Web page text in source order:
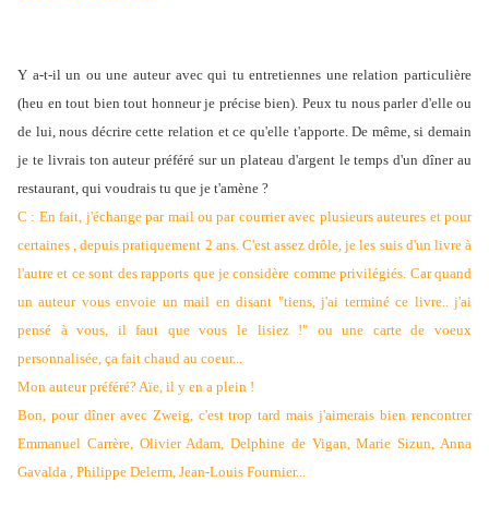
Y a-t-il un ou une auteur avec qui tu entretiennes une relation particulière
(heu en tout bien tout honneur je précise bien). Peux tu nous parler d'elle ou
de lui, nous décrire cette relation et ce qu'elle t'apporte. De même, si demain
je te livrais ton auteur préféré sur un plateau d'argent le temps d'un dîner au
restaurant, qui voudrais tu que je t'amène ?
C : En fait, j'échange par mail ou par courrier avec plusieurs auteures et pour
certaines , depuis pratiquement 2 ans. C'est assez drôle, je les suis d'un livre à
l'autre et ce sont des rapports que je considère comme privilégiés. Car quand
un auteur vous envoie un mail en disant "tiens, j'ai terminé ce livre.. j'ai
pensé à vous, il faut que vous le lisiez !" ou une carte de voeux
personnalisée, ça fait chaud au coeur...
Mon auteur préféré? Aïe, il y en a plein !
Bon, pour dîner avec Zweig, c'est trop tard mais j'aimerais bien rencontrer
Emmanuel Carrère, Olivier Adam, Delphine de Vigan, Marie Sizun, Anna
Gavalda , Philippe Delerm, Jean-Louis Fournier...